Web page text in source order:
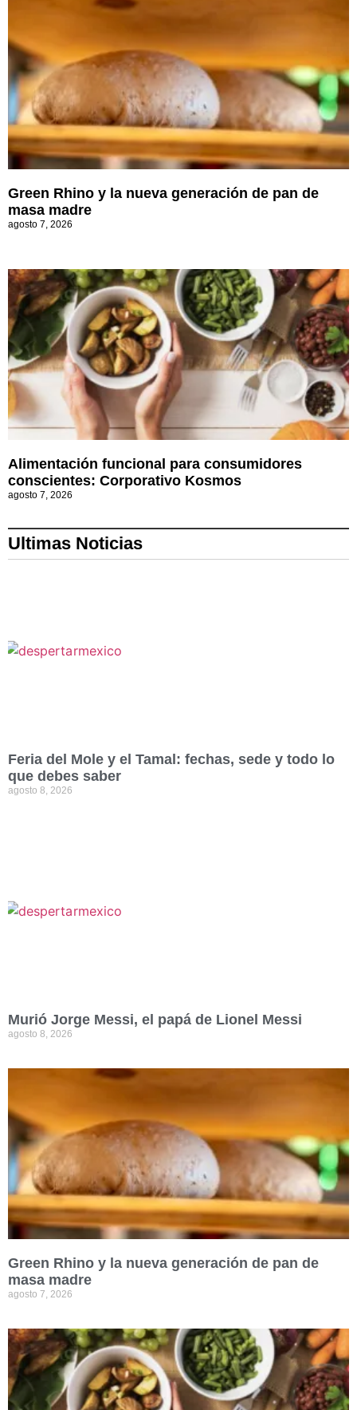
Green Rhino y la nueva generación de pan de
masa madre
agosto 7, 2026
Alimentación funcional para consumidores
conscientes: Corporativo Kosmos
agosto 7, 2026
Ultimas Noticias
Feria del Mole y el Tamal: fechas, sede y todo lo
que debes saber
agosto 8, 2026
Murió Jorge Messi, el papá de Lionel Messi
agosto 8, 2026
Green Rhino y la nueva generación de pan de
masa madre
agosto 7, 2026